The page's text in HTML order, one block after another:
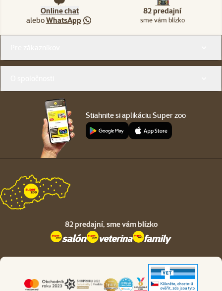
Online chat
aleboWhatsApp
82 predajní
sme vám blízko
Stiahnite si aplikáciu Super zoo
82 predajní, sme vám blízko